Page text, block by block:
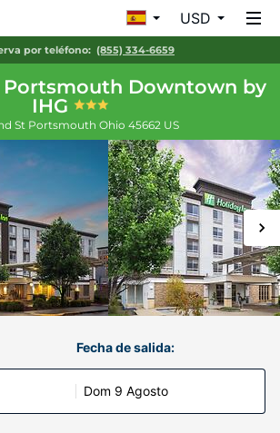
USD
por teléfono: (855) 334-6659
Portsmouth Downtown by
IHG
St Portsmouth Ohio 45662 US
Fecha de salida:
Dom 9 Agosto